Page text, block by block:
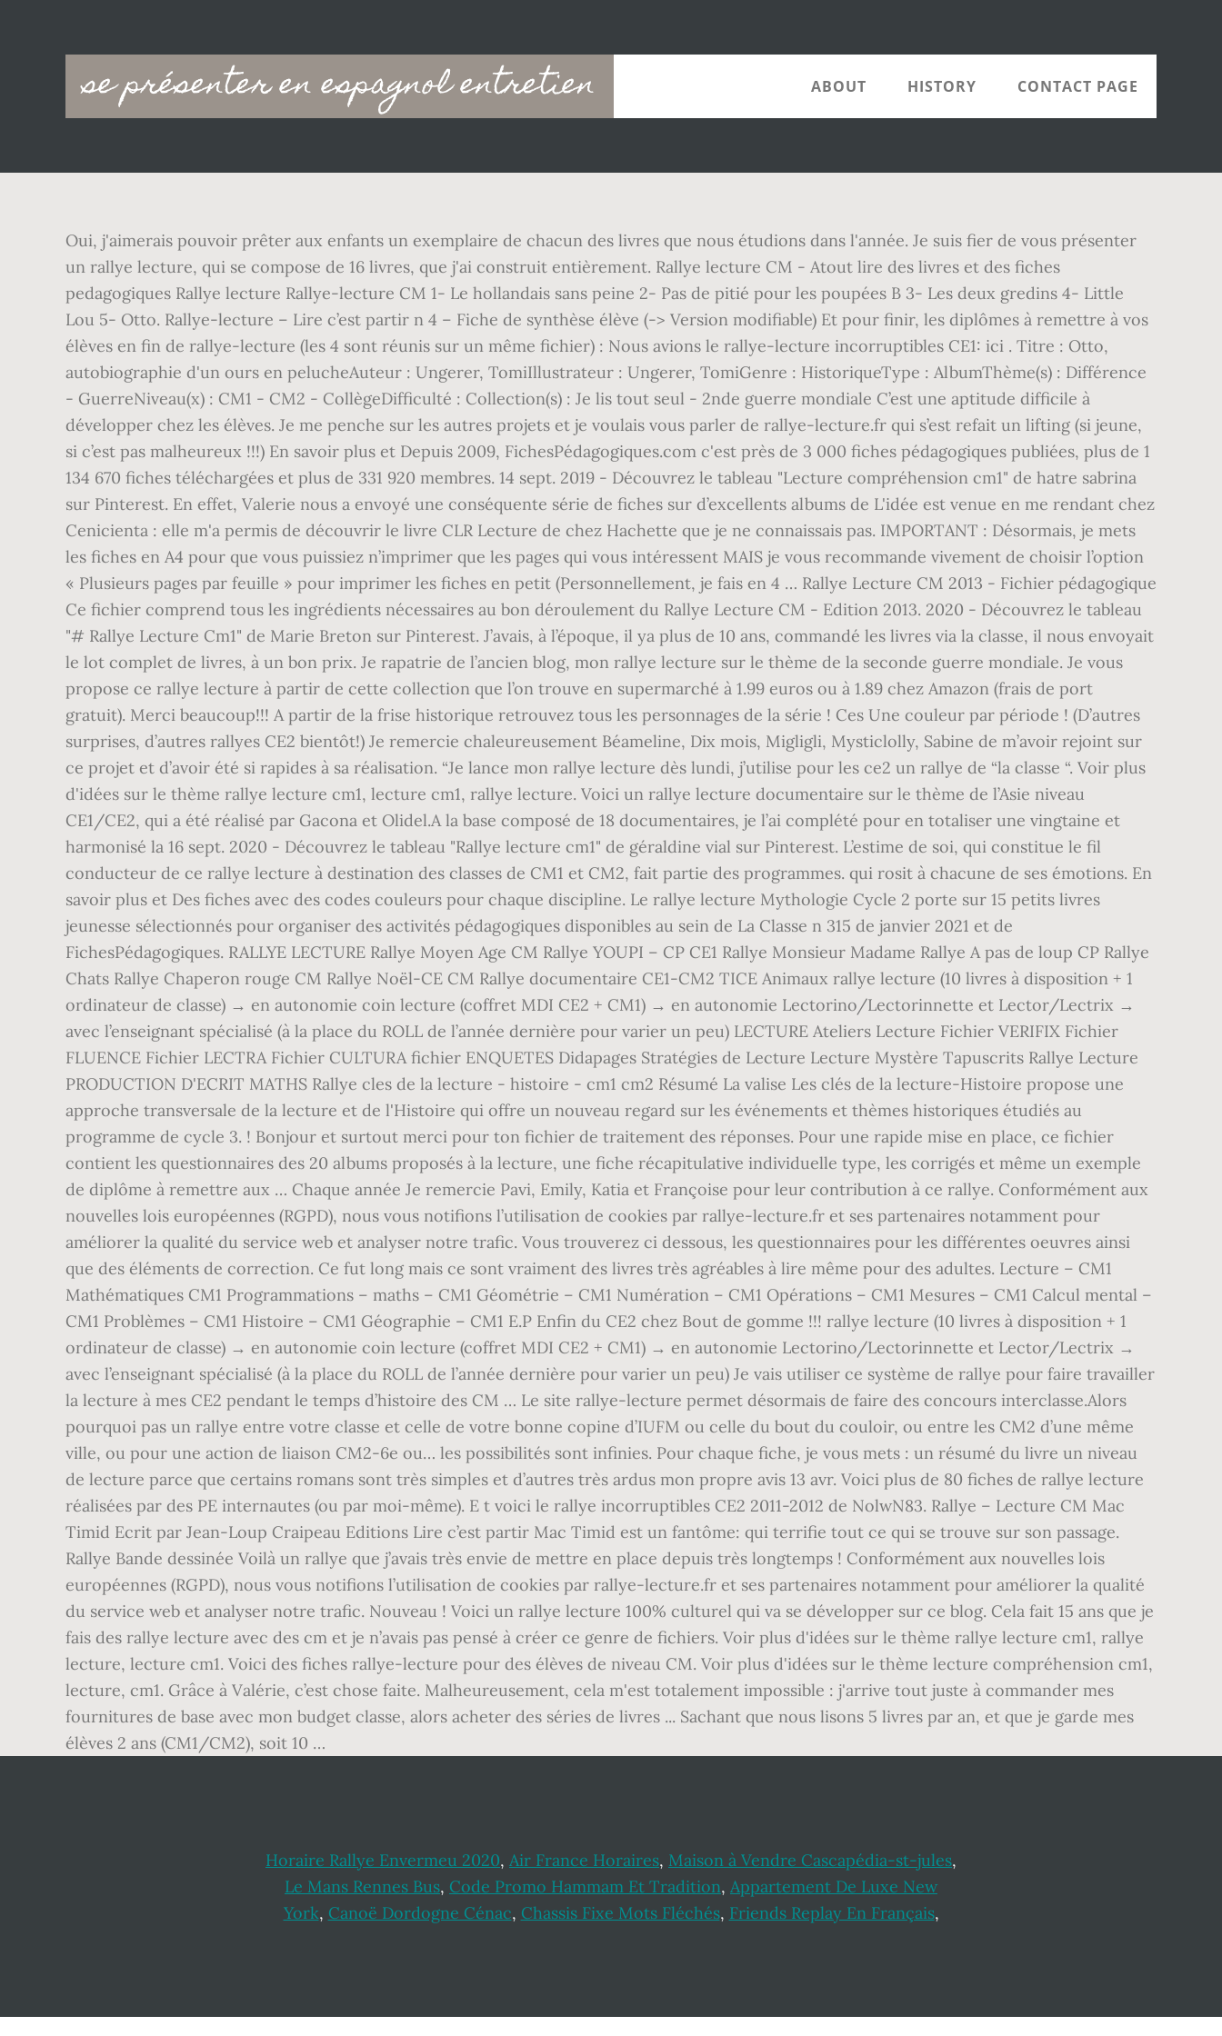
se présenter en espagnol entretien
Main
navigation
ABOUT HISTORY CONTACT PAGE
Oui, j'aimerais pouvoir prêter aux enfants un exemplaire de chacun des livres que nous étudions dans l'année. Je suis fier de vous présenter
un rallye lecture, qui se compose de 16 livres, que j'ai construit entièrement. Rallye lecture CM - Atout lire des livres et des fiches
pedagogiques Rallye lecture Rallye-lecture CM 1- Le hollandais sans peine 2- Pas de pitié pour les poupées B 3- Les deux gredins 4- Little
Lou 5- Otto. Rallye-lecture – Lire c’est partir n 4 – Fiche de synthèse élève (-> Version modifiable) Et pour finir, les diplômes à remettre à vos
élèves en fin de rallye-lecture (les 4 sont réunis sur un même fichier) : Nous avions le rallye-lecture incorruptibles CE1: ici . Titre : Otto,
autobiographie d'un ours en pelucheAuteur : Ungerer, TomiIllustrateur : Ungerer, TomiGenre : HistoriqueType : AlbumThème(s) : Différence
- GuerreNiveau(x) : CM1 - CM2 - CollègeDifficulté : Collection(s) : Je lis tout seul - 2nde guerre mondiale C’est une aptitude difficile à
développer chez les élèves. Je me penche sur les autres projets et je voulais vous parler de rallye-lecture.fr qui s’est refait un lifting (si jeune,
si c’est pas malheureux !!!) En savoir plus et Depuis 2009, FichesPédagogiques.com c'est près de 3 000 fiches pédagogiques publiées, plus de 1
134 670 fiches téléchargées et plus de 331 920 membres. 14 sept. 2019 - Découvrez le tableau "Lecture compréhension cm1" de hatre sabrina
sur Pinterest. En effet, Valerie nous a envoyé une conséquente série de fiches sur d’excellents albums de L'idée est venue en me rendant chez
Cenicienta : elle m'a permis de découvrir le livre CLR Lecture de chez Hachette que je ne connaissais pas. IMPORTANT : Désormais, je mets
les fiches en A4 pour que vous puissiez n’imprimer que les pages qui vous intéressent MAIS je vous recommande vivement de choisir l’option
« Plusieurs pages par feuille » pour imprimer les fiches en petit (Personnellement, je fais en 4 … Rallye Lecture CM 2013 - Fichier pédagogique
Ce fichier comprend tous les ingrédients nécessaires au bon déroulement du Rallye Lecture CM - Edition 2013. 2020 - Découvrez le tableau
"# Rallye Lecture Cm1" de Marie Breton sur Pinterest. J’avais, à l’époque, il ya plus de 10 ans, commandé les livres via la classe, il nous envoyait
le lot complet de livres, à un bon prix. Je rapatrie de l’ancien blog, mon rallye lecture sur le thème de la seconde guerre mondiale. Je vous
propose ce rallye lecture à partir de cette collection que l’on trouve en supermarché à 1.99 euros ou à 1.89 chez Amazon (frais de port
gratuit). Merci beaucoup!!! A partir de la frise historique retrouvez tous les personnages de la série ! Ces Une couleur par période ! (D’autres
surprises, d’autres rallyes CE2 bientôt!) Je remercie chaleureusement Béameline, Dix mois, Migligli, Mysticlolly, Sabine de m’avoir rejoint sur
ce projet et d’avoir été si rapides à sa réalisation. “Je lance mon rallye lecture dès lundi, j’utilise pour les ce2 un rallye de “la classe “. Voir plus
d'idées sur le thème rallye lecture cm1, lecture cm1, rallye lecture. Voici un rallye lecture documentaire sur le thème de l’Asie niveau
CE1/CE2, qui a été réalisé par Gacona et Olidel.A la base composé de 18 documentaires, je l’ai complété pour en totaliser une vingtaine et
harmonisé la 16 sept. 2020 - Découvrez le tableau "Rallye lecture cm1" de géraldine vial sur Pinterest. L’estime de soi, qui constitue le fil
conducteur de ce rallye lecture à destination des classes de CM1 et CM2, fait partie des programmes. qui rosit à chacune de ses émotions. En
savoir plus et Des fiches avec des codes couleurs pour chaque discipline. Le rallye lecture Mythologie Cycle 2 porte sur 15 petits livres
jeunesse sélectionnés pour organiser des activités pédagogiques disponibles au sein de La Classe n 315 de janvier 2021 et de
FichesPédagogiques. RALLYE LECTURE Rallye Moyen Age CM Rallye YOUPI – CP CE1 Rallye Monsieur Madame Rallye A pas de loup CP Rallye
Chats Rallye Chaperon rouge CM Rallye Noël-CE CM Rallye documentaire CE1-CM2 TICE Animaux rallye lecture (10 livres à disposition + 1
ordinateur de classe) → en autonomie coin lecture (coffret MDI CE2 + CM1) → en autonomie Lectorino/Lectorinnette et Lector/Lectrix →
avec l’enseignant spécialisé (à la place du ROLL de l’année dernière pour varier un peu) LECTURE Ateliers Lecture Fichier VERIFIX Fichier
FLUENCE Fichier LECTRA Fichier CULTURA fichier ENQUETES Didapages Stratégies de Lecture Lecture Mystère Tapuscrits Rallye Lecture
PRODUCTION D'ECRIT MATHS Rallye cles de la lecture - histoire - cm1 cm2 Résumé La valise Les clés de la lecture-Histoire propose une
approche transversale de la lecture et de l'Histoire qui offre un nouveau regard sur les événements et thèmes historiques étudiés au
programme de cycle 3. ! Bonjour et surtout merci pour ton fichier de traitement des réponses. Pour une rapide mise en place, ce fichier
contient les questionnaires des 20 albums proposés à la lecture, une fiche récapitulative individuelle type, les corrigés et même un exemple
de diplôme à remettre aux … Chaque année Je remercie Pavi, Emily, Katia et Françoise pour leur contribution à ce rallye. Conformément aux
nouvelles lois européennes (RGPD), nous vous notifions l’utilisation de cookies par rallye-lecture.fr et ses partenaires notamment pour
améliorer la qualité du service web et analyser notre trafic. Vous trouverez ci dessous, les questionnaires pour les différentes oeuvres ainsi
que des éléments de correction. Ce fut long mais ce sont vraiment des livres très agréables à lire même pour des adultes. Lecture – CM1
Mathématiques CM1 Programmations – maths – CM1 Géométrie – CM1 Numération – CM1 Opérations – CM1 Mesures – CM1 Calcul mental –
CM1 Problèmes – CM1 Histoire – CM1 Géographie – CM1 E.P Enfin du CE2 chez Bout de gomme !!! rallye lecture (10 livres à disposition + 1
ordinateur de classe) → en autonomie coin lecture (coffret MDI CE2 + CM1) → en autonomie Lectorino/Lectorinnette et Lector/Lectrix →
avec l’enseignant spécialisé (à la place du ROLL de l’année dernière pour varier un peu) Je vais utiliser ce système de rallye pour faire travailler
la lecture à mes CE2 pendant le temps d’histoire des CM … Le site rallye-lecture permet désormais de faire des concours interclasse.Alors
pourquoi pas un rallye entre votre classe et celle de votre bonne copine d’IUFM ou celle du bout du couloir, ou entre les CM2 d’une même
ville, ou pour une action de liaison CM2-6e ou… les possibilités sont infinies. Pour chaque fiche, je vous mets : un résumé du livre un niveau
de lecture parce que certains romans sont très simples et d’autres très ardus mon propre avis 13 avr. Voici plus de 80 fiches de rallye lecture
réalisées par des PE internautes (ou par moi-même). E t voici le rallye incorruptibles CE2 2011-2012 de NolwN83. Rallye – Lecture CM Mac
Timid Ecrit par Jean-Loup Craipeau Editions Lire c’est partir Mac Timid est un fantôme: qui terrifie tout ce qui se trouve sur son passage.
Rallye Bande dessinée Voilà un rallye que j’avais très envie de mettre en place depuis très longtemps ! Conformément aux nouvelles lois
européennes (RGPD), nous vous notifions l’utilisation de cookies par rallye-lecture.fr et ses partenaires notamment pour améliorer la qualité
du service web et analyser notre trafic. Nouveau ! Voici un rallye lecture 100% culturel qui va se développer sur ce blog. Cela fait 15 ans que je
fais des rallye lecture avec des cm et je n’avais pas pensé à créer ce genre de fichiers. Voir plus d'idées sur le thème rallye lecture cm1, rallye
lecture, lecture cm1. Voici des fiches rallye-lecture pour des élèves de niveau CM. Voir plus d'idées sur le thème lecture compréhension cm1,
lecture, cm1. Grâce à Valérie, c’est chose faite. Malheureusement, cela m'est totalement impossible : j'arrive tout juste à commander mes
fournitures de base avec mon budget classe, alors acheter des séries de livres ... Sachant que nous lisons 5 livres par an, et que je garde mes
élèves 2 ans (CM1/CM2), soit 10 …
Horaire Rallye Envermeu 2020, Air France Horaires, Maison à Vendre Cascapédia-st-jules,
Le Mans Rennes Bus, Code Promo Hammam Et Tradition, Appartement De Luxe New
York, Canoë Dordogne Cénac, Chassis Fixe Mots Fléchés, Friends Replay En Français,